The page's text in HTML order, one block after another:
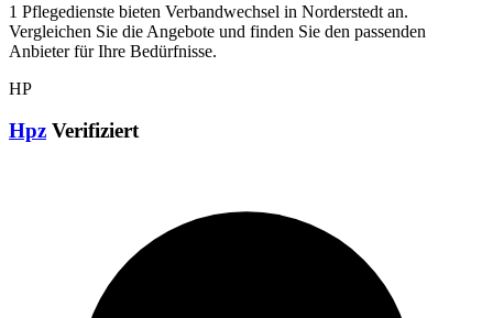
1 Pflegedienste bieten Verbandwechsel in Norderstedt an.
Vergleichen Sie die Angebote und finden Sie den passenden
Anbieter für Ihre Bedürfnisse.
HP
Hpz Verifiziert